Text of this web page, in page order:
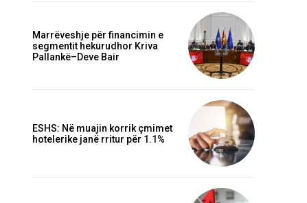
Marrëveshje për financimin e
segmentit hekurudhor Kriva
Pallankë–Deve Bair
ESHS: Në muajin korrik çmimet
hotelerike janë rritur për 1.1%